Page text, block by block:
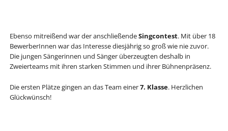
Ebenso mitreißend war der anschließendeSingcontest. Mit über 18
BewerberInnen war das Interesse diesjährig so groß wie nie zuvor.
Die jungen Sängerinnen und Sänger überzeugten deshalb in
Zweierteams mit ihren starken Stimmen und ihrer Bühnenpräsenz.
Die ersten Plätze gingen an das Team einer7. Klasse. Herzlichen
Glückwünsch!